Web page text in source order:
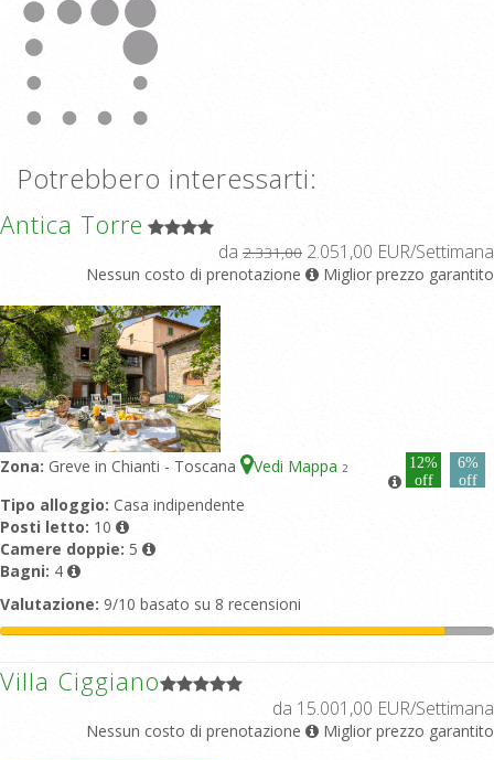
Potrebbero interessarti:
Antica Torre
da 2.331,00 2.051,00 EUR/Settimana
Nessun costo di prenotazione Miglior prezzo garantito
Zona: Greve in Chianti - Toscana Vedi Mappa 2
12%
off
6%
off
Tipo alloggio: Casa indipendente
Posti letto: 10
Camere doppie: 5
Bagni: 4
Valutazione: 9/10 basato su 8 recensioni
Villa Ciggiano
da 15.001,00 EUR/Settimana
Nessun costo di prenotazione Miglior prezzo garantito